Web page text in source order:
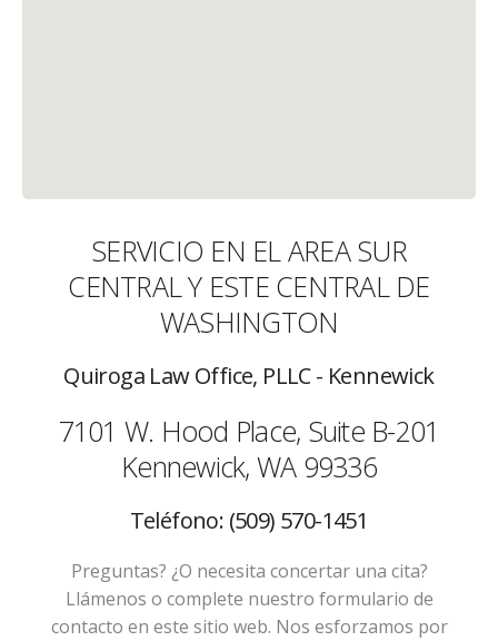
SERVICIO EN EL AREA SUR
CENTRAL Y ESTE CENTRAL DE
WASHINGTON
Quiroga Law Office, PLLC - Kennewick
7101 W. Hood Place, Suite B-201
Kennewick, WA 99336
Teléfono: (509) 570-1451
Preguntas? ¿O necesita concertar una cita?
Llámenos o complete nuestro formulario de
contacto en este sitio web. Nos esforzamos por